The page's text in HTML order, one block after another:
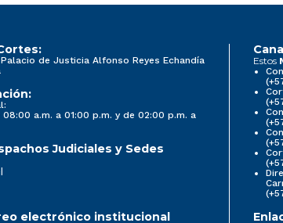
de Justicia Alfonso Reyes Echandía
a.m. a 01:00 p.m. y de 02:00 p.m. a
Judiciales y Sedes
Estos
electrónico institucional